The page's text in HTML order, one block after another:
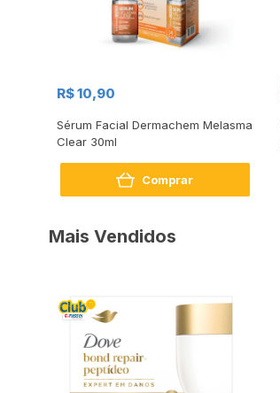
R$ 10,90
Sérum Facial Dermachem Melasma
Clear 30ml
Comprar
Mais Vendidos